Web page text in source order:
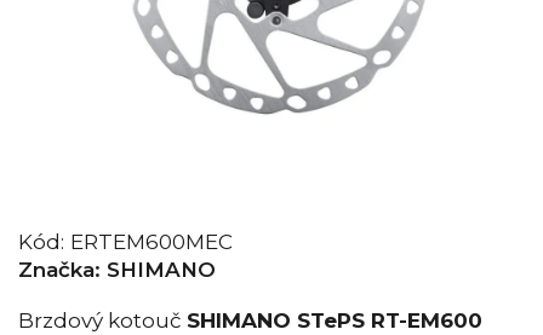
Kód: ERTEM600MEC
Značka: SHIMANO
Brzdový kotouč SHIMANO STePS RT-EM600